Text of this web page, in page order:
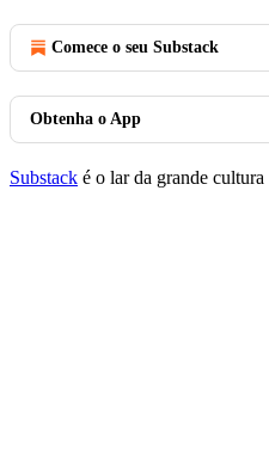
Comece o seu Substack
Obtenha o App
Substack é o lar da grande cultura